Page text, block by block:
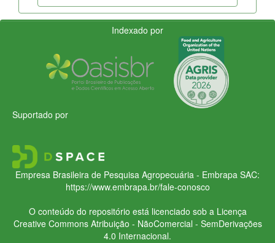
Indexado por
Suportado por
Empresa Brasileira de Pesquisa Agropecuária - Embrapa SAC:
https://www.embrapa.br/fale-conosco
O conteúdo do repositório está licenciado sob a Licença
Creative CommonsAtribuição - NãoComercial - SemDerivações
4.0 Internacional.